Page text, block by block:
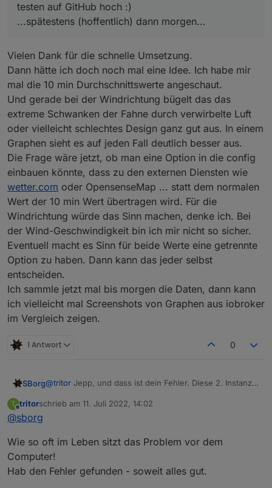
testen auf GitHub hoch :)
...spätestens (hoffentlich) dann morgen...
Vielen Dank für die schnelle Umsetzung.
Dann hätte ich doch noch mal eine Idee. Ich habe mir
mal die 10 min Durchschnittswerte angeschaut.
Und gerade bei der Windrichtung bügelt das das
extreme Schwanken der Fahne durch verwirbelte Luft
oder vielleicht schlechtes Design ganz gut aus. In einem
Graphen sieht es auf jeden Fall deutlich besser aus.
Die Frage wäre jetzt, ob man eine Option in die config
einbauen könnte, dass zu den externen Diensten wie
wetter.com oder OpensenseMap ... statt dem normalen
Wert der 10 min Wert übertragen wird. Für die
Windrichtung würde das Sinn machen, denke ich. Bei
der Wind-Geschwindigkeit bin ich mir nicht so sicher.
Eventuell macht es Sinn für beide Werte eine getrennte
Option zu haben. Dann kann das jeder selbst
entscheiden.
Ich sammle jetzt mal bis morgen die Daten, dann kann
ich vielleicht mal Screenshots von Graphen aus iobroker
im Vergleich zeigen.
1 Antwort 0
SBorg@tritor Jepp, und dass ist dein Fehler. Diese 2. Instanz
"nix" in den Datenpunkt.
dem Port (Beispiel mit dem Default-Port 1080) des
Displays/wetterstation.service laufen darf wenn du ihn
diesem Rechner:
(hier läuft das Skript; sieht man am "nc")
Bei proxmox gehe ich davon aus, dass du zumindest
wohl noch einen (oder mehrere) Linux-Container hast.
Ev. läuft auf dem noch ein (vergessenes) wetterstation-
T
Offline
tritorschrieb am 11. Juli 2022, 14:02
zuletzt editiert von
@sborg
Wie so oft im Leben sitzt das Problem vor dem
Computer!
Hab den Fehler gefunden - soweit alles gut.